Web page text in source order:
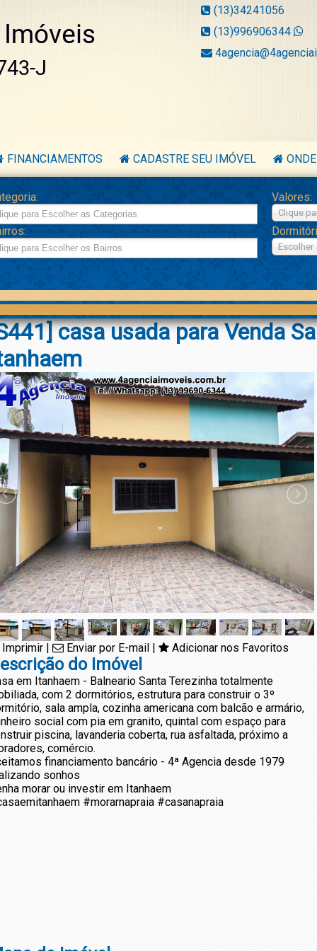
(13)34241056
(13)996906344
FINANCIAMENTOS CADASTRE SEU IMÓVEL
Valores:
Clique
Escolher
casa usada para Venda
Imprimir | Enviar por E-mail | Adicionar nos Favoritos
do Imóvel
em Itanhaem - Balneario Santa Terezinha totalmente
com 2 dormitórios, estrutura para construir o 3º
sala ampla, cozinha americana com balcão e armário,
social com pia em granito, quintal com espaço para
piscina, lavanderia coberta, rua asfaltada, próximo a
comércio.
financiamento bancário - 4ª Agencia desde 1979
sonhos
morar ou investir em Itanhaem
#morarnapraia #casanapraia